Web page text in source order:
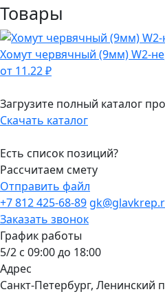
Товары
Хомут червячный (9мм) W2-
от 11.22 ₽
Загрузите полный каталог
Скачать каталог
Есть список позиций?
Рассчитаем смету
Отправить файл
+7 812 425-68-89
Заказать звонок
График работы
5/2 с 09:00 до 18:00
Адрес
Санкт-Петербург, Ленинский